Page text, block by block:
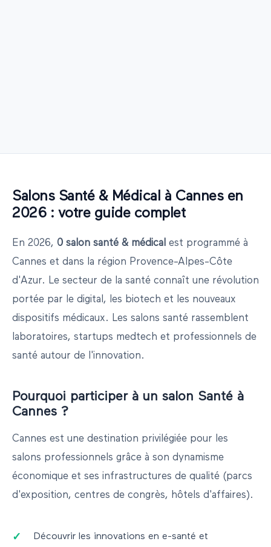
Salons Santé & Médical à Cannesen
2026: votre guide complet
En 2026, 0 salon santé & médical est programmé à
Cannes et dans la région Provence-Alpes-Côte
d'Azur. Le secteur de la santé connaît une révolution
portée par le digital, les biotech et les nouveaux
dispositifs médicaux. Les salons santé rassemblent
laboratoires, startups medtech et professionnels de
santé autour de l'innovation.
Pourquoi participer à un salon Santé à
Cannes ?
Cannes est une destination privilégiée pour les
salons professionnels grâce à son dynamisme
économique et ses infrastructures de qualité (parcs
d'exposition, centres de congrès, hôtels d'affaires).
Découvrir les innovations en e-santé et